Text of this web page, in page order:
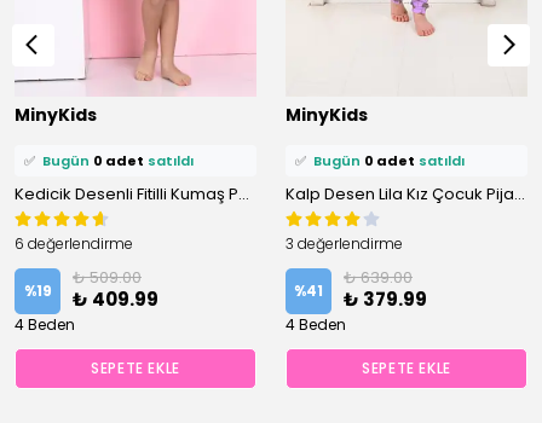
MinyKids
Bu ürünü0 kişifavoriledi!
0 kişi
✅ Bugün 0 adet satıldı
Kedicik Desenli Fitilli Kumaş Pembe Şortlu Pijama Takımı
6 değerlendirme
%19
₺ 509.00
₺ 409.99
4 Beden
SEPETE EKLE
MinyKids
0 kişi
✅ Bugün 0 adet satıldı
Kalp Desen Lila Kız Çocuk Pijama Takım
3 değerlendirme
%41
₺ 639.00
₺ 379.99
4 Beden
SEPETE EKLE